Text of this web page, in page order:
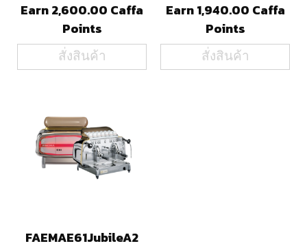
Earn 2,600.00 Caffa
Points
สั่งสินค้า
Earn 1,940.00 Caffa
Points
สั่งสินค้า
FAEMAE61JubileA2